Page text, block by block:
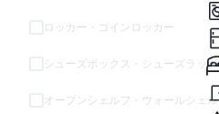
ロッカー・コインロッカー
シューズボックス・シューズラック